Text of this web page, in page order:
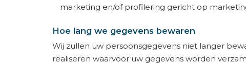
marketing en/of profilering gericht op
Hoe lang we gegevens bewaren
Wij zullen uw persoonsgegevens niet langer
realiseren waarvoor uw gegevens worden